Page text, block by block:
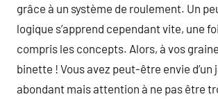
grâce à un système de roulement. Un
logique s’apprend cependant vite, une
compris les concepts. Alors, à vos
binette ! Vous avez peut-être envie
abondant mais attention à ne pas être